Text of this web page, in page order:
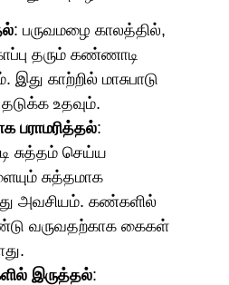
: பருவமழை காலத்தில்,
தரும் கண்ணாடி
காற்றில் மாசுபாடு
உதவும்.
பராமரித்தல்:
சுத்தம் செய்ய
சுத்தமாக
அவசியம். கண்களில்
வருவதற்காக கைகள்
இருத்தல்: